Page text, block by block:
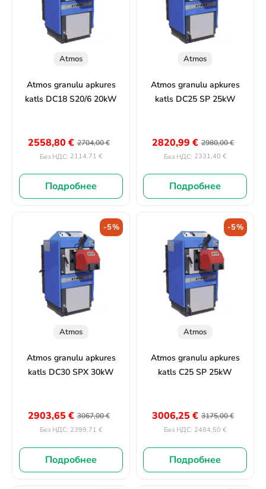
Atmos
Atmos granulu apkures
katls DC18 S20/6 20kW
2704,00€
2558,80 €
Без НДС: 2114,71 €
Подробнее
Atmos
Atmos granulu apkures
katls DC25 SP 25kW
2980,00€
2820,99 €
Без НДС: 2331,40 €
Подробнее
-5%
Atmos
Atmos granulu apkures
katls DC30 SPX 30kW
3067,00€
2903,65 €
Без НДС: 2399,71 €
Подробнее
-5%
Atmos
Atmos granulu apkures
katls C25 SP 25kW
3175,00€
3006,25 €
Без НДС: 2484,50 €
Подробнее